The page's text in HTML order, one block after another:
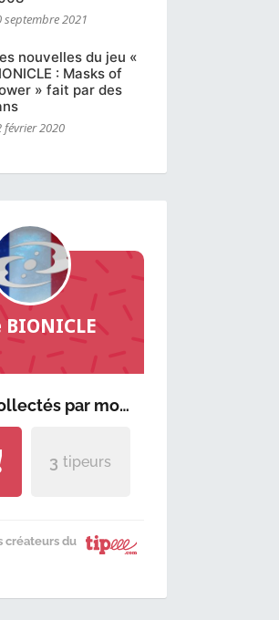
septembre 2021
nouvelles du jeu «
: Masks of
» fait par des
février 2020
BIONICLE
par mois
3 tipeurs
créateurs du